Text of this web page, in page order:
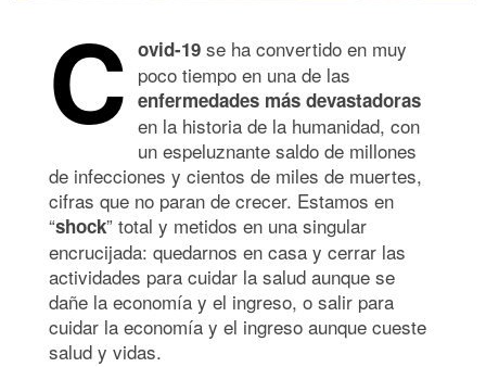
C ovid-19 se ha convertido en muy
poco tiempo en una de las
enfermedades más devastadoras
en la historia de la humanidad, con
un espeluznante saldo de millones
de infecciones y cientos de miles de muertes,
cifras que no paran de crecer. Estamos en
“shock” total y metidos en una singular
encrucijada: quedarnos en casa y cerrar las
actividades para cuidar la salud aunque se
dañe la economía y el ingreso, o salir para
cuidar la economía y el ingreso aunque cueste
salud y vidas.